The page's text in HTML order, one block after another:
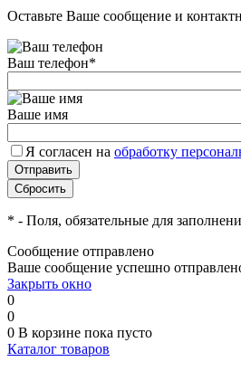
Оставьте Ваше сообщение и
Ваш телефон*
Ваше имя
Я согласен на обработку
* - Поля, обязательные для
Сообщение отправлено
Ваше сообщение успешно
Закрыть окно
0
0
0 В корзине пока пусто
Каталог товаров